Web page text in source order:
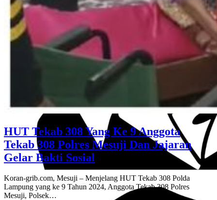
HUT Tekab 308 Yang Ke 9 Anggota
Tekab 308 Polres Mesuji Dan Jajaran
Gelar Bakti Sosial
Koran-grib.com, Mesuji – Menjelang HUT Tekab 308 Polda
Lampung yang ke 9 Tahun 2024, Anggota Tekab 308 Polres
Mesuji, Polsek…